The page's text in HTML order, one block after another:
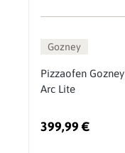
Gozney
Pizzaofen Gozney
Arc Lite
399,99 €